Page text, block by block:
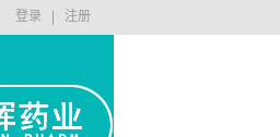
注册
登录